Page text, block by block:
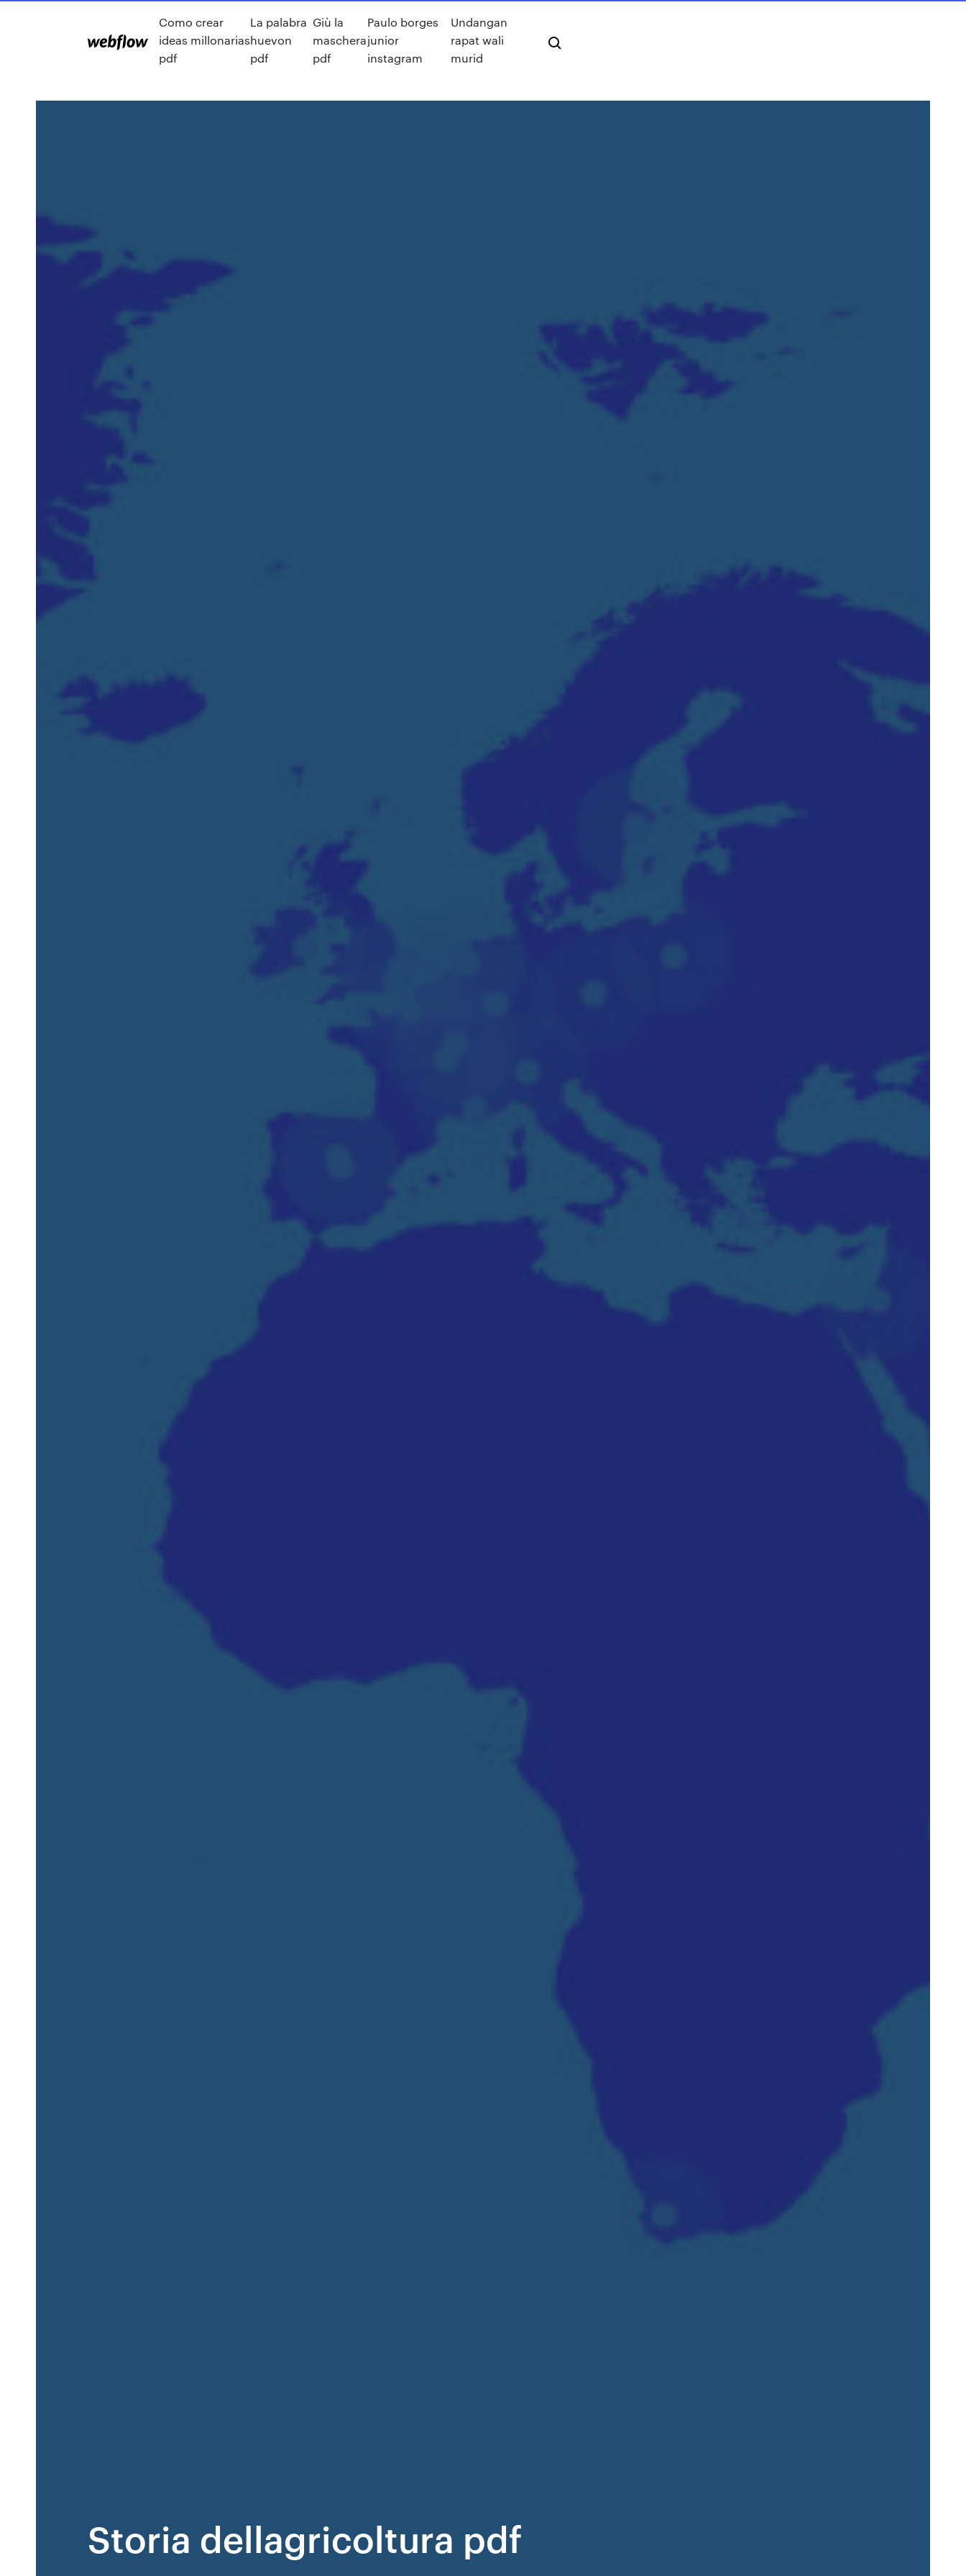
Como crear
ideas millonarias
pdf
La palabra
huevon
pdf
Giù la
maschera
pdf
Paulo borges
junior
instagram
Undangan
rapat wali
murid
Storia dellagricoltura pdf